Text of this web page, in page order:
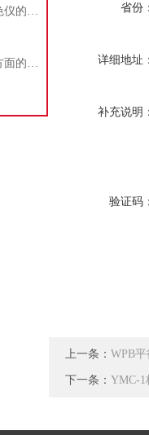
探秘光学奇观：反射式单色仪的原理与应用
关于读数显微镜保养细节方面的问题
省份
详细地址
补充说明
验证码
上一条： WPB
下一条： YMC-1